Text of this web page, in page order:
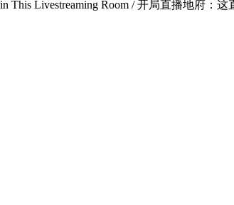
This Livestreaming Room / 开局直播地府：